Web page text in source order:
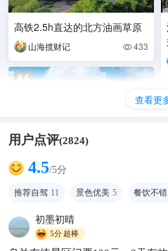
高铁2.5h直达的北方油画草原
山海揽财记 433
查看更
用户点评(2824)
4.5/5分
推荐自驾 11 景色优美 5 餐饮不错
初墨初晴
5分超棒